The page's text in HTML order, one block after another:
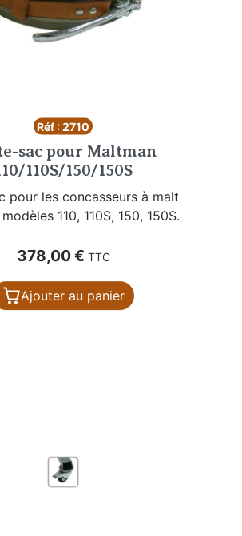
Réf : 2710
sac pour Maltman
110S/150/150S
pour les concasseurs à malt
110, 110S, 150, 150S.
Prix
378,00 € TTC
Ajouter au panier